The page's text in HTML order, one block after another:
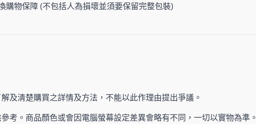
購物保障 (不包括人為損壞並須要保留完整包裝)
及清楚購買之詳情及方法，不能以此作理由提出爭議。
考。商品顏色或會因電腦螢幕設定差異會略有不同，一切以實物為準。